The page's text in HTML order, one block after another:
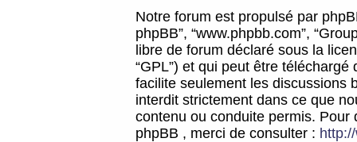
Notre forum est propulsé par
phpBB”, “www.phpbb.com”,
libre de forum déclaré sous la
“GPL”) et qui peut être téléchargé
facilite seulement les discussions
interdit strictement dans ce que
contenu ou conduite permis.
phpBB , merci de consulter :